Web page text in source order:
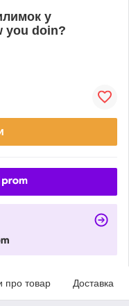
у
you doin?
про товар Доставка